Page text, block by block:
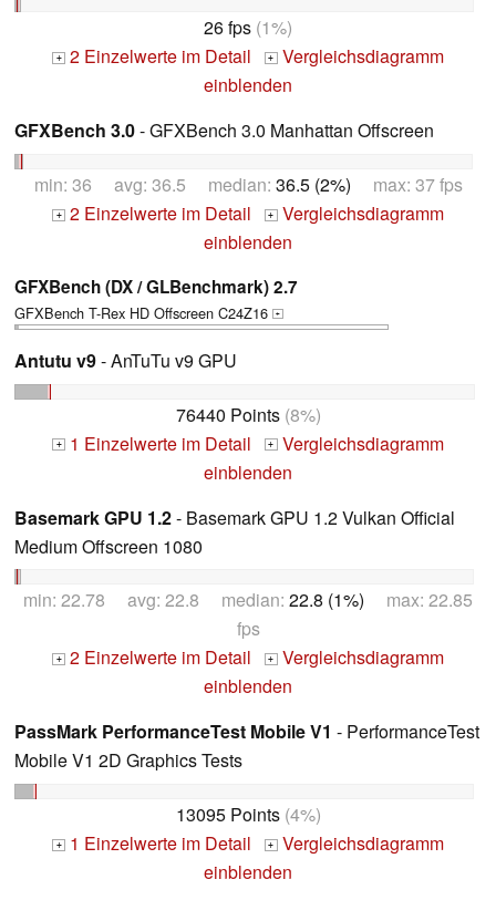
26 fps (1%)
+ 2 Einzelwerte im Detail + Vergleichsdiagramm
einblenden
GFXBench 3.0- GFXBench 3.0 Manhattan Offscreen
min: 36 avg: 36.5 median: 36.5 (2%) max: 37 fps
+ 2 Einzelwerte im Detail + Vergleichsdiagramm
einblenden
GFXBench (DX / GLBenchmark) 2.7
GFXBench T-Rex HD Offscreen C24Z16 +
Antutu v9- AnTuTu v9 GPU
76440 Points(8%)
+ 1 Einzelwerte im Detail + Vergleichsdiagramm
einblenden
Basemark GPU 1.2- Basemark GPU 1.2 Vulkan Official
Medium Offscreen 1080
min: 22.78 avg: 22.8 median: 22.8 (1%) max: 22.85
fps
+ 2 Einzelwerte im Detail + Vergleichsdiagramm
einblenden
PassMark PerformanceTest Mobile V1 - PerformanceTest
Mobile V1 2D Graphics Tests
13095 Points(4%)
+ 1 Einzelwerte im Detail + Vergleichsdiagramm
einblenden